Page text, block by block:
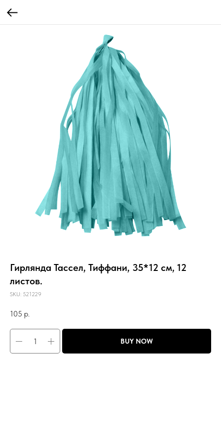
Гирлянда Тассел, Тиффани, 35*12 см, 12
листов.
SKU: 521229
105 р.
BUY NOW